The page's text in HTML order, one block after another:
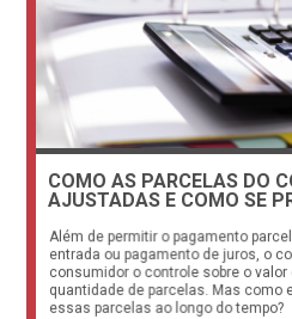
COMO AS PARCELAS DO
AJUSTADAS E COMO SE
Além de permitir o pagamento
entrada ou pagamento de juros, o
consumidor o controle sobre o
quantidade de parcelas. Mas como
essas parcelas ao longo do tempo?